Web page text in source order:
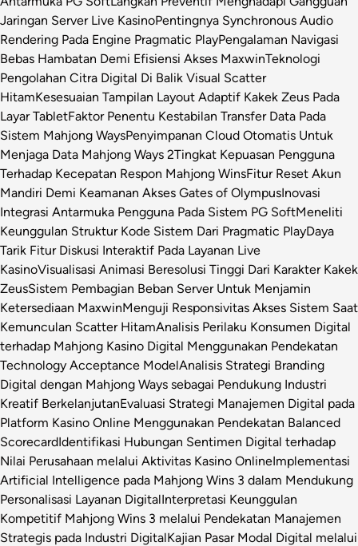
Jaringan Server Live KasinoPentingnya Synchronous Audio
Rendering Pada Engine Pragmatic PlayPengalaman Navigasi
Bebas Hambatan Demi Efisiensi Akses MaxwinTeknologi
Pengolahan Citra Digital Di Balik Visual Scatter
HitamKesesuaian Tampilan Layout Adaptif Kakek Zeus Pada
Layar TabletFaktor Penentu Kestabilan Transfer Data Pada
Sistem Mahjong WaysPenyimpanan Cloud Otomatis Untuk
Menjaga Data Mahjong Ways 2Tingkat Kepuasan Pengguna
Terhadap Kecepatan Respon Mahjong WinsFitur Reset Akun
Mandiri Demi Keamanan Akses Gates of OlympusInovasi
Integrasi Antarmuka Pengguna Pada Sistem PG SoftMeneliti
Keunggulan Struktur Kode Sistem Dari Pragmatic PlayDaya
Tarik Fitur Diskusi Interaktif Pada Layanan Live
KasinoVisualisasi Animasi Beresolusi Tinggi Dari Karakter Kakek
ZeusSistem Pembagian Beban Server Untuk Menjamin
Ketersediaan MaxwinMenguji Responsivitas Akses Sistem Saat
Kemunculan Scatter HitamAnalisis Perilaku Konsumen Digital
terhadap Mahjong Kasino Digital Menggunakan Pendekatan
Technology Acceptance ModelAnalisis Strategi Branding
Digital dengan Mahjong Ways sebagai Pendukung Industri
Kreatif BerkelanjutanEvaluasi Strategi Manajemen Digital pada
Platform Kasino Online Menggunakan Pendekatan Balanced
ScorecardIdentifikasi Hubungan Sentimen Digital terhadap
Nilai Perusahaan melalui Aktivitas Kasino OnlineImplementasi
Artificial Intelligence pada Mahjong Wins 3 dalam Mendukung
Personalisasi Layanan DigitalInterpretasi Keunggulan
Kompetitif Mahjong Wins 3 melalui Pendekatan Manajemen
Strategis pada Industri DigitalKajian Pasar Modal Digital melalui